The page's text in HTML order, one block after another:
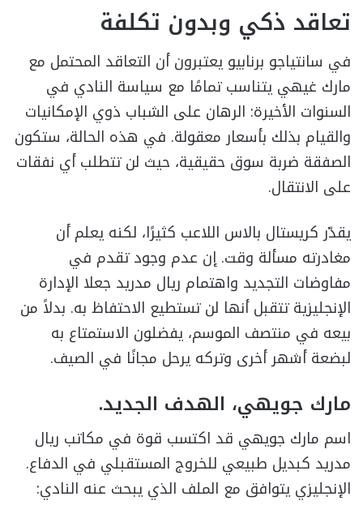
تعاقد ذكي وبدون تكلفة
في سانتياجو برنابيو يعتبرون أن التعاقد المحتمل مع
مارك غيهي يتناسب تمامًا مع سياسة النادي في
السنوات الأخيرة: الرهان على الشباب ذوي الإمكانيات
والقيام بذلك بأسعار معقولة. في هذه الحالة، ستكون
الصفقة ضربة سوق حقيقية، حيث لن تتطلب أي نفقات
على الانتقال.
يقدّر كريستال بالاس اللاعب كثيرًا، لكنه يعلم أن
مغادرته مسألة وقت. إن عدم وجود تقدم في
مفاوضات التجديد واهتمام ريال مدريد جعلا الإدارة
الإنجليزية تتقبل أنها لن تستطيع الاحتفاظ به. بدلاً من
بيعه في منتصف الموسم، يفضلون الاستمتاع به
لبضعة أشهر أخرى وتركه يرحل مجانًا في الصيف.
مارك جويهي، الهدف الجديد.
اسم مارك جويهي قد اكتسب قوة في مكاتب ريال
مدريد كبديل طبيعي للخروج المستقبلي في الدفاع.
الإنجليزي يتوافق مع الملف الذي يبحث عنه النادي: